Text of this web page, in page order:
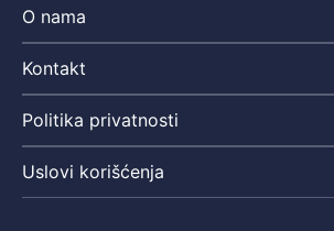
O nama
Kontakt
Politika privatnosti
Uslovi korišćenja